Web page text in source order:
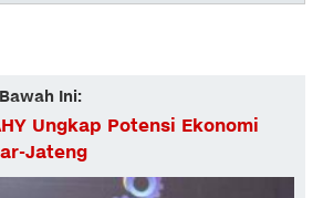
Ini:
Ungkap Potensi Ekonomi
Jateng